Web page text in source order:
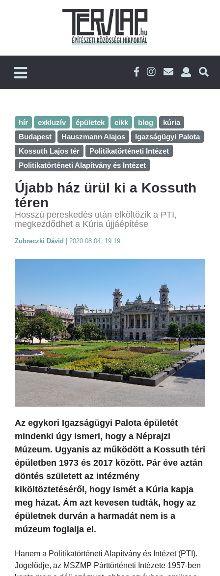
hír exkluzív épületek cikk blog
kúria
Budapest
Hauszmann Alajos
Igazságügyi Palota
Kossuth Lajos tér
Politikatörténeti Intézet
Politikatörténeti Alapítvány és Intézet
Újabb ház ürül ki a Kossuth
téren
Hosszú pereskedés után elköltözik a PTI,
megkezdődhet a Kúria újjáépítése
Zubreczki Dávid 2020.08.04. 19:19
Az egykori Igazságügyi Palota épületét
mindenki úgy ismeri, hogy a Néprajzi
Múzeum. Ugyanis az működött a Kossuth téri
épületben 1973 és 2017 között. Pár éve aztán
döntés született az intézmény
kiköltöztetéséről, hogy ismét a Kúria kapja
meg házat. Ám azt kevesen tudták, hogy az
épületnek durván a harmadát nem is a
múzeum foglalja el.
Hanem a Politikatörténeti Alapítvány és Intézet (PTI).
Jogelődje, az MSZMP Párttörténeti Intézete 1957-ben